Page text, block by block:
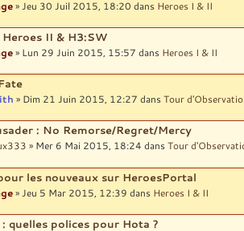
» Jeu 30 Juil 2015, 18:20 dans Heroes I & II
II & H3:SW
» Lun 29 Juin 2015, 15:57 dans Heroes I & II
» Dim 21 Juin 2015, 12:27 dansTour
: No Remorse/Regret/Mercy
» Mer 6 Mai 2015, 18:24 dansTour
les nouveaux sur HeroesPortal
» Jeu 5 Mar 2015, 12:39 dans Heroes I & II
quelles polices pour Hota ?